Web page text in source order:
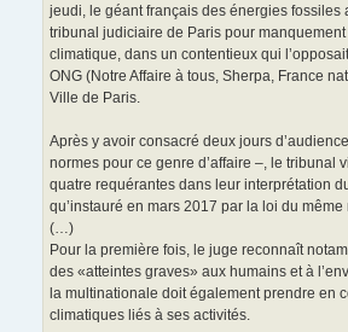
jeudi, le géant français des énergies fossiles
tribunal judiciaire de Paris pour
climatique, dans un contentieux qui
ONG (Notre Affaire à tous, Sherpa, France
Ville de Paris.
Après y avoir consacré deux jours
normes pour ce genre d’affaire –, le tribunal
quatre requérantes dans leur interprétation
qu’instauré en mars 2017 par la loi du même
(…)
Pour la première fois, le juge reconnaît
des «atteintes graves» aux humains et à
la multinationale doit également prendre en
climatiques liés à ses activités.